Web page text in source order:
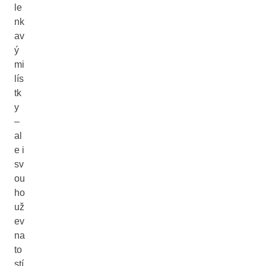
le
nk
av
ý
mi
lís
tk
y
–
al
e i
sv
ou
ho
už
ev
na
to
stí